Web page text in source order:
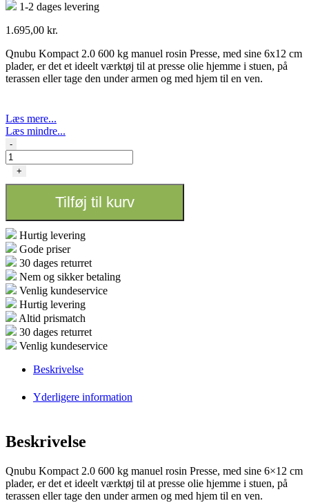
1-2 dages levering
1.695,00 kr.
Qnubu Kompact 2.0 600 kg manuel rosin Presse, med sine 6x12 cm
plader, er det et ideelt værktøj til at presse olie hjemme i stuen, på
terassen eller tage den under armen og med hjem til en ven.
Læs mere...
Læs mindre...
Qnubu
Kompact
2.0
antal
-
+
Tilføj til kurv
Hurtig levering
Gode priser
30 dages returret
Nem og sikker betaling
Venlig kundeservice
Hurtig levering
Altid prismatch
30 dages returret
Venlig kundeservice
Beskrivelse
Yderligere information
Beskrivelse
Qnubu Kompact 2.0 600 kg manuel rosin Presse, med sine 6×12 cm
plader, er det et ideelt værktøj til at presse olie hjemme i stuen, på
terassen eller tage den under armen og med hjem til en ven.